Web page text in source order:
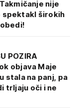
nije
spektakl širokih
POZIRA
objava Maje
stala na panj, pa
trljaju oči i ne